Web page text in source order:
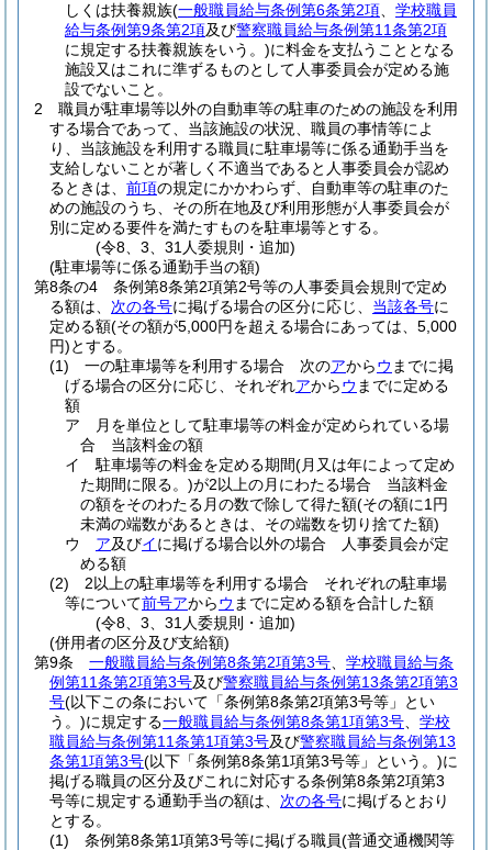
しくは扶養親族(一般職員給与条例第6条第2項
学校職員
給与条例第9条第2項及び警察職員給与条例第11条第2項
に規定する扶養親族をいう。)に料金を支払うこととなる
施設又はこれに準ずるものとして人事委員会が定める施
設でないこと。
2
職員が駐車場等以外の自動車等の駐車のための施設を利用
する場合であって、当該施設の状況、職員の事情等によ
り、当該施設を利用する職員に駐車場等に係る通勤手当を
支給しないことが著しく不適当であると人事委員会が認め
るときは、 前項の規定にかかわらず、自動車等の駐車のた
めの施設のうち、その所在地及び利用形態が人事委員会が
別に定める要件を満たすものを駐車場等とする。
(令8、3、31人委規則・追加)
(駐車場等に係る通勤手当の額)
第8条の4
条例第8条第2項第2号等の人事委員会規則で定め
る額は、 次の各号に掲げる場合の区分に応じ、 当該各号に
定める額(その額が5,000円を超える場合にあっては、5,000
円)とする。
(1)
一の駐車場等を利用する場合 次のアからウ までに掲
げる場合の区分に応じ、それぞれアからウ までに定める
額
ア
月を単位として駐車場等の料金が定められている場
合 当該料金の額
イ
駐車場等の料金を定める期間(月又は年によって定め
た期間に限る。)が2以上の月にわたる場合 当該料金
の額をそのわたる月の数で除して得た額(その額に1円
未満の端数があるときは、その端数を切り捨てた額)
ウ
ア及びイに掲げる場合以外の場合 人事委員会が定
める額
(2)
2以上の駐車場等を利用する場合 それぞれの駐車場
等について前号アからウ までに定める額を合計した額
(令8、3、31人委規則・追加)
(併用者の区分及び支給額)
第9条
一般職員給与条例第8条第2項第3号
学校職員給与条
例第11条第2項第3号及び警察職員給与条例第13条第2項第3
号(以下この条において「条例第8条第2項第3号等」とい
う。)に規定する一般職員給与条例第8条第1項第3号
学校
職員給与条例第11条第1項第3号及び警察職員給与条例第13
条第1項第3号(以下「条例第8条第1項第3号等」という。)に
掲げる職員の区分及びこれに対応する条例第8条第2項第3
号等に規定する通勤手当の額は、 次の各号に掲げるとおり
とする。
(1)
条例第8条第1項第3号等に掲げる職員(普通交通機関等